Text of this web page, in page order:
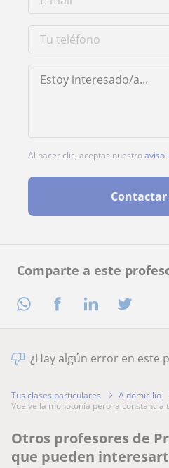
Comparte a este
Al hacer clic, aceptas nuestroaviso
¿Hay algún error en este
Tus clases particulares A domicilio
vuelve la monotonía pero la
Otros profesores de
que pueden